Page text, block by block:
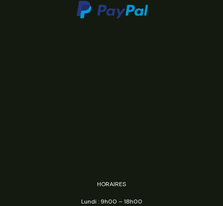
HORAIRES
Lundi : 9h00 – 18h00